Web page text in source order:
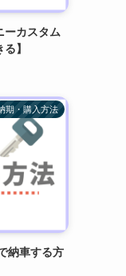
ーカスタム
】
期・購入方法
納車する方